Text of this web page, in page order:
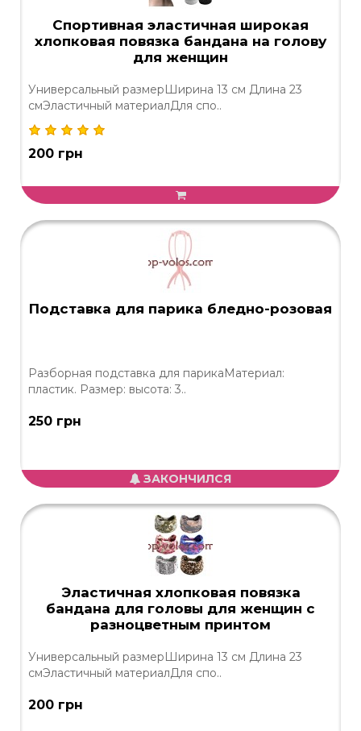
Спортивная эластичная широкая
хлопковая повязка бандана на голову
для женщин
Универсальный размерШирина 13 см Длина 23
смЭластичный материалДля спо..
200 грн
Подставка для парика бледно-розовая
Разборная подставка для парикаМатериал:
пластик. Размер: высота: 3..
250 грн
ЗАКОНЧИЛСЯ
Эластичная хлопковая повязка
бандана для головы для женщин с
разноцветным принтом
Универсальный размерШирина 13 см Длина 23
смЭластичный материалДля спо..
200 грн